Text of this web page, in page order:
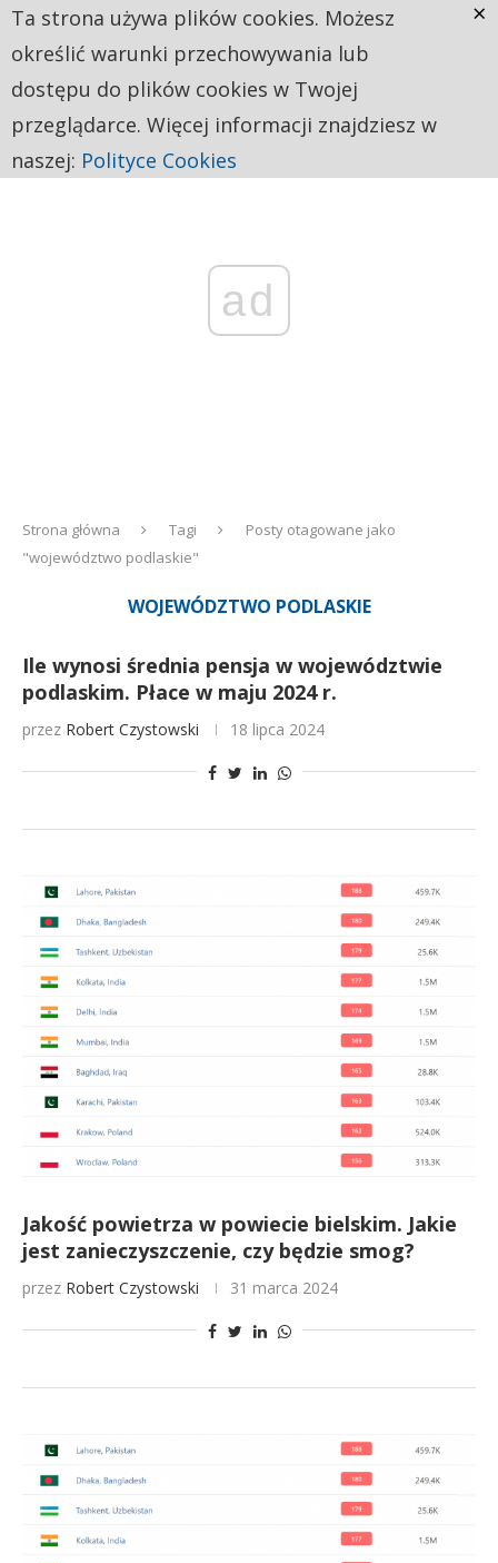
ad
Strona główna Tagi
Posty otagowane jako
"województwo podlaskie"
WOJEWÓDZTWO PODLASKIE
Ile wynosi średnia pensja w województwie
podlaskim. Płace w maju 2024 r.
przez Robert Czystowski 18 lipca 2024
Jakość powietrza w powiecie bielskim. Jakie
jest zanieczyszczenie, czy będzie smog?
przez Robert Czystowski 31 marca 2024
Ta strona używa plików cookies. Możesz
określić warunki przechowywania lub
dostępu do plików cookies w Twojej
przeglądarce. Więcej informacji znajdziesz w
naszej: Polityce Cookies
×